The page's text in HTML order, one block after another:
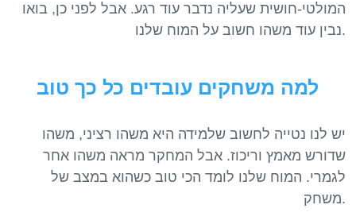
המולטי-חושית שעליה נדבר עוד רגע. אבל לפני כן, בואו
למה משחקים עובדים כל כך טוב
יש לנו נטייה לחשוב שלמידה היא משהו רציני, משהו
שדורש מאמץ וריכוז. אבל המחקר מראה משהו אחר
לגמרי. המוח שלנו לומד הכי טוב כשהוא במצב של
משחק.